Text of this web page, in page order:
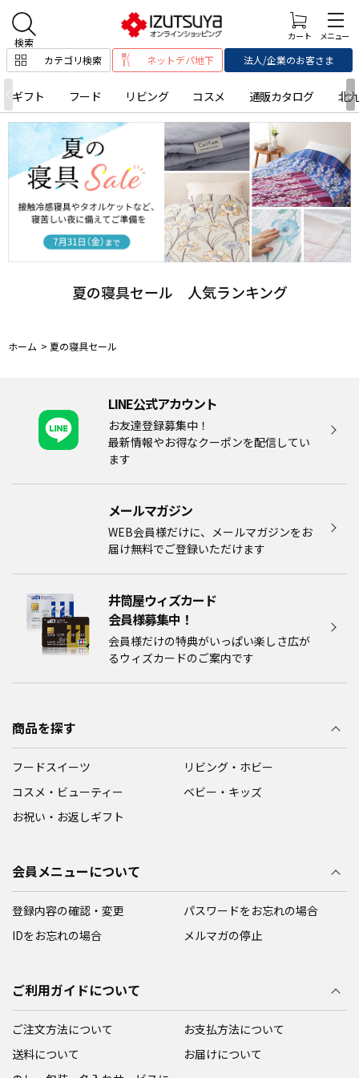
カテゴリ検索 ネットデパ地下 法人/企業のお客さま
ギフト フード リビング コスメ 通販カタログ 北
夏の寝具セール 人気ランキング
ホーム > 夏の寝具セール
LINE公式アカウント
お友達登録募集中！
最新情報やお得なクーポンを配信してい
ます
メールマガジン​
WEB会員様だけに、メールマガジンをお
届け無料でご登録いただけます
井筒屋ウィズカード
会員様募集中！​​
会員様だけの特典がいっぱい楽しさ広が
るウィズカードのご案内です
商品を探す
フードスイーツ
リビング・ホビー
コスメ・ビューティー
ベビー・キッズ
お祝い・お返しギフト
会員メニューについて
登録内容の確認・変更
パスワードをお忘れの場合
IDをお忘れの場合
メルマガの停止
ご利用ガイドについて
ご注文方法について
お支払方法について
送料について
お届けについて